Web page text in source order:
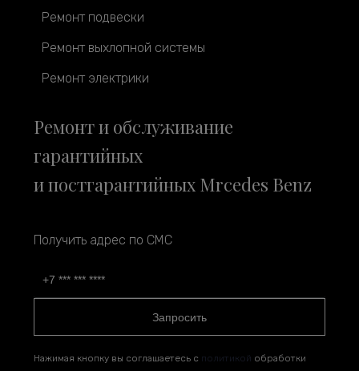
Ремонт подвески
Ремонт выхлопной системы
Ремонт электрики
Ремонт и обслуживание
гарантийных
и постгарантийных Mrcedes Benz
Получить адрес по СМС
Запросить
Нажимая кнопку вы соглашаетесь с политикой обработки